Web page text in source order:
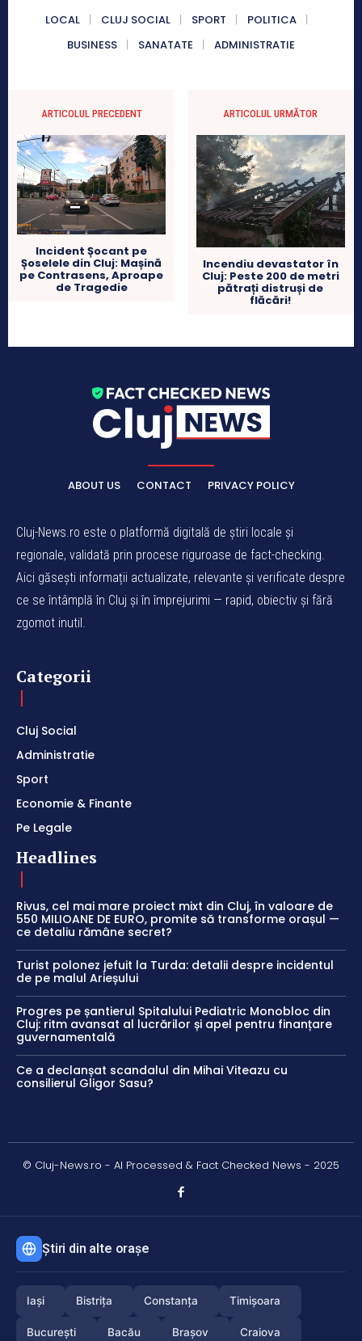
LOCAL CLUJ SOCIAL SPORT
POLITICA
BUSINESS
SANATATE ADMINISTRATIE
ARTICOLUL PRECEDENT
Incident Șocant pe
Șoselele din Cluj: Mașină
pe Contrasens, Aproape
de Tragedie
ARTICOLUL URMĂTOR
Incendiu devastator în
Cluj: Peste 200 de metri
pătrați distruși de
flăcări!
ABOUT US CONTACT PRIVACY POLICY
Cluj-News.ro este o platformă digitală de știri locale și
regionale, validată prin procese riguroase de fact-checking.
Aici găsești informații actualizate, relevante și verificate despre
ce se întâmplă în Cluj și în împrejurimi — rapid, obiectiv și fără
zgomot inutil.
Categorii
Cluj Social
Administratie
Sport
Economie & Finante
Pe Legale
Headlines
Rivus, cel mai mare proiect mixt din Cluj, în valoare de
550 MILIOANE DE EURO, promite să transforme orașul —
ce detaliu rămâne secret?
Turist polonez jefuit la Turda: detalii despre incidentul
de pe malul Arieșului
Progres pe șantierul Spitalului Pediatric Monobloc din
Cluj: ritm avansat al lucrărilor și apel pentru finanțare
guvernamentală
Ce a declanșat scandalul din Mihai Viteazu cu
consilierul Gligor Sasu?
© Cluj-News.ro - AI Processed & Fact Checked News - 2025
Știri din alte orașe
Iași Bistrița Constanța Timișoara
București Bacău Brașov Craiova